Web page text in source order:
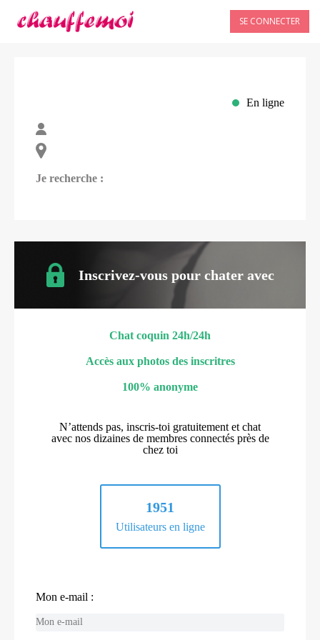
SE CONNECTER
En ligne
Je recherche :
Inscrivez-vous pour chater avec
Chat coquin 24h/24h
Accès aux photos des inscritres
100% anonyme
N’attends pas, inscris-toi gratuitement et chat
avec nos dizaines de membres connectés près de
chez toi
1951
Utilisateurs en ligne
Mon e-mail :